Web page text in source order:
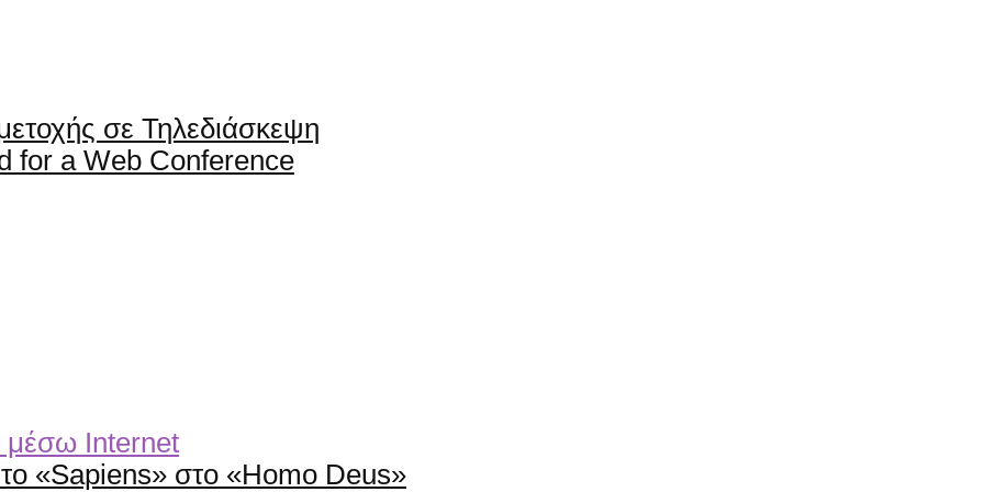
σε Τηλεδιάσκεψη
for a Web Conference
«Sapiens» στο «Homo Deus»